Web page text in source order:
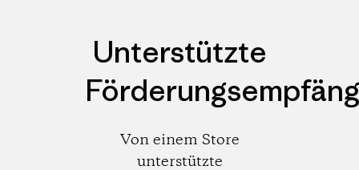
Unterstützte
Von einem Store
unterstützte